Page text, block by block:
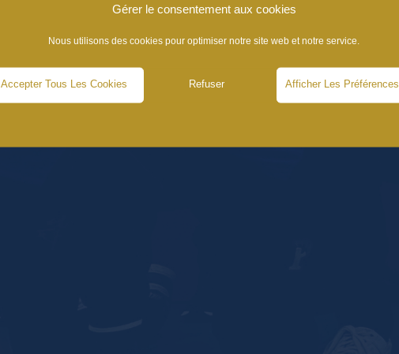
Gérer le consentement aux cookies
Nous utilisons des cookies pour optimiser notre site web et notre service.
Accepter Tous Les Cookies Refuser Afficher Les Préférences